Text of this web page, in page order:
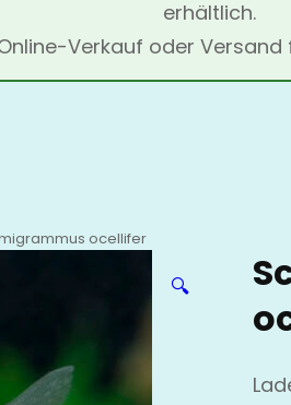
erhältlich.
Verkauf oder
ocellifer
🔍